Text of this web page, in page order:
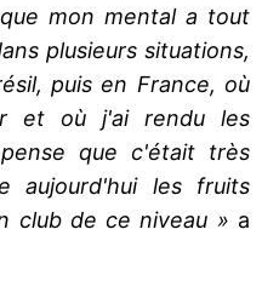
mon mental a tout
plusieurs situations,
puis en France, où
et où j'ai rendu les
que c'était très
aujourd'hui les fruits
club de ce niveau » a